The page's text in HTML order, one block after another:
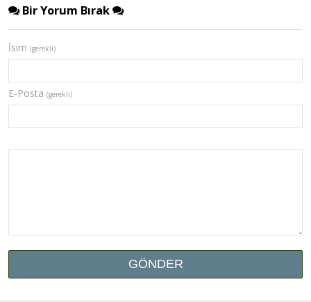
Bir Yorum Bırak
İsim (gerekli)
E-Posta (gerekli)